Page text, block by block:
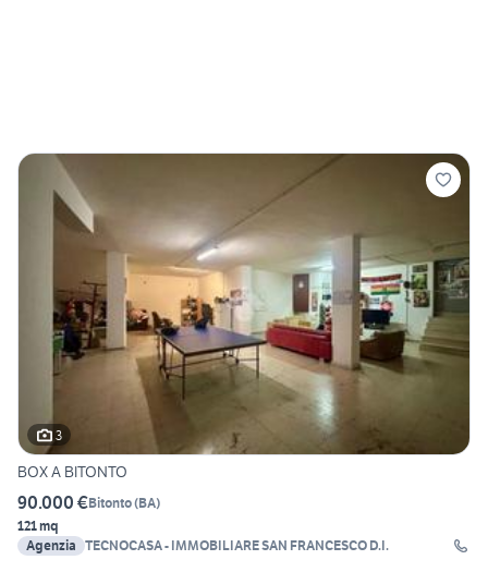
3
BOX A BITONTO
90.000 €Bitonto(BA)
121 mq
Agenzia TECNOCASA - IMMOBILIARE SAN FRANCESCO D.I.